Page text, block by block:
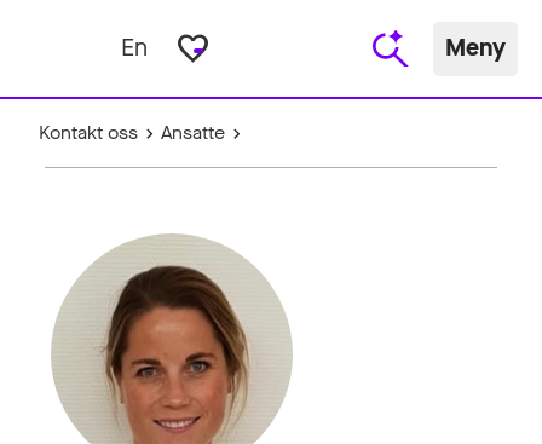
En favorite_border Meny
Kontakt oss Ansatte